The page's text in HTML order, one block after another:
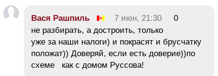
Вася Рашпиль 7 июн, 21:30
0
не разбирать, а достроить, только
уже за наши налоги) и покрасят и брусчатку
положат)) Доверяй, если есть доверие))по
схеме как с домом Руссова!